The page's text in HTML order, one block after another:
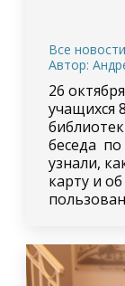
Все новости
Автор:
26
учащихся
беседа по
узнали,
карту и